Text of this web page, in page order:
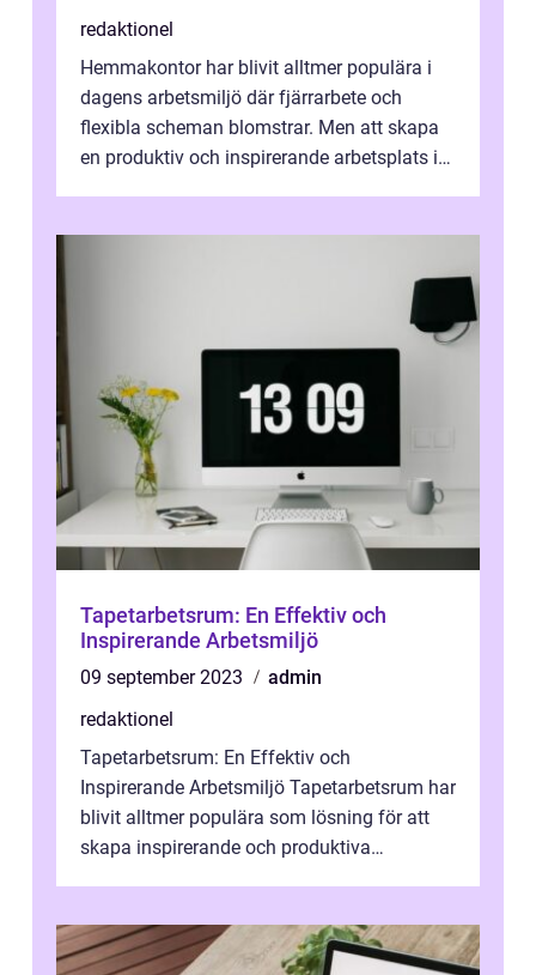
redaktionel
Hemmakontor har blivit alltmer populära i
dagens arbetsmiljö där fjärrarbete och
flexibla scheman blomstrar. Men att skapa
en produktiv och inspirerande arbetsplats i
Tapetarbetsrum: En Effektiv och
Inspirerande Arbetsmiljö
09 september 2023
admin
redaktionel
Tapetarbetsrum: En Effektiv och
Inspirerande Arbetsmiljö Tapetarbetsrum har
blivit alltmer populära som lösning för att
skapa inspirerande och produktiva